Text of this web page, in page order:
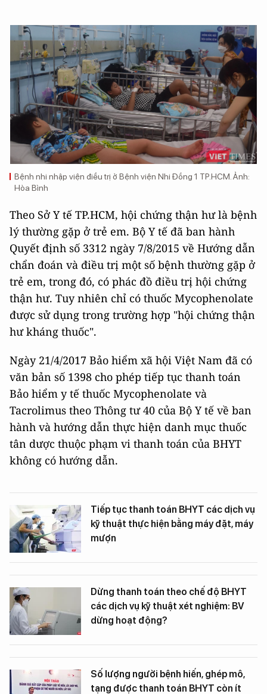
Bệnh nhi nhập viện điều trị ở Bệnh viện Nhi Đồng 1 TP.HCM. Ảnh:
Hòa Bình
Theo Sở Y tế TP.HCM, hội chứng thận hư là bệnh
lý thường gặp ở trẻ em. Bộ Y tế đã ban hành
Quyết định số 3312 ngày 7/8/2015 về Hướng dẫn
chẩn đoán và điều trị một số bệnh thường gặp ở
trẻ em, trong đó, có phác đồ điều trị hội chứng
thận hư. Tuy nhiên chỉ có thuốc Mycophenolate
được sử dụng trong trường hợp "hội chứng thận
hư kháng thuốc".
Ngày 21/4/2017 Bảo hiểm xã hội Việt Nam đã có
văn bản số 1398 cho phép tiếp tục thanh toán
Bảo hiểm y tế thuốc Mycophenolate và
Tacrolimus theo Thông tư 40 của Bộ Y tế về ban
hành và hướng dẫn thực hiện danh mục thuốc
tân dược thuộc phạm vi thanh toán của BHYT
không có hướng dẫn.
Tiếp tục thanh toán BHYT các dịch vụ
kỹ thuật thực hiện bằng máy đặt, máy
mượn
Dừng thanh toán theo chế độ BHYT
các dịch vụ kỹ thuật xét nghiệm: BV
dừng hoạt động?
Số lượng người bệnh hiến, ghép mô,
tạng được thanh toán BHYT còn ít